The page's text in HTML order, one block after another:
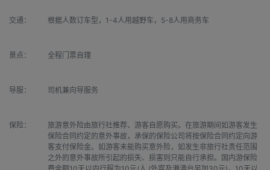
交通： 根据人数订车型，1-4人用越野车，5-8人用商务车
景点： 全程门票自理
导服： 司机兼向导服务
保险：
旅游意外险由旅行社推荐、游客自愿购买。在旅游期间如游客发生
保险合同约定的意外事故，承保的保险公司将按保险合同约定向游
客支付保险金。如游客未能购买意外险，如发生非旅行社责任范围
之外的意外事故所引起的损失、损害则只能自行承担。国内游保险